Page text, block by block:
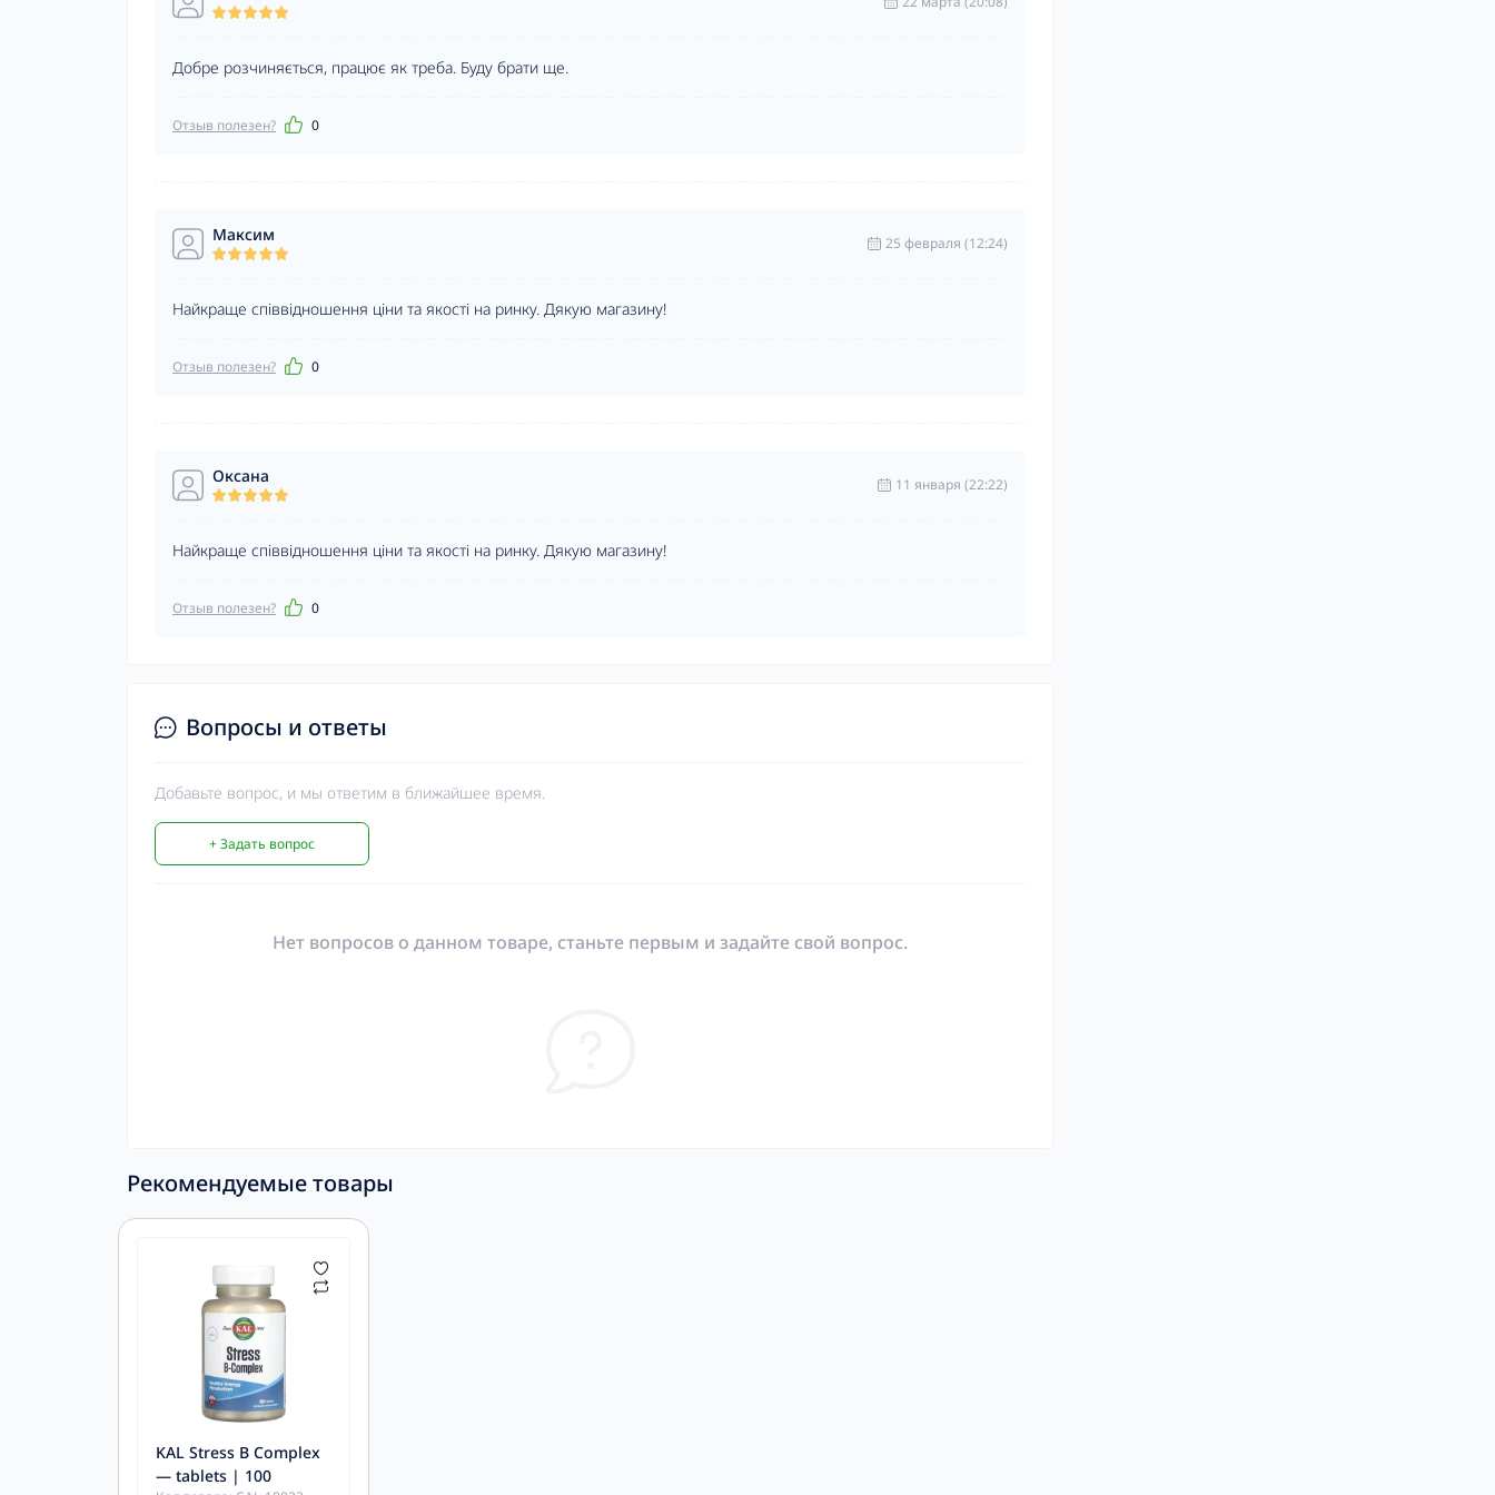
Добре розчиняється, працює як треба. Буду брати ще.
Отзыв полезен? 0
Максим 25 февраля (12:24)
Найкраще співвідношення ціни та якості на ринку. Дякую магазину!
Отзыв полезен? 0
Оксана 11 января (22:22)
Найкраще співвідношення ціни та якості на ринку. Дякую магазину!
Отзыв полезен? 0
Вопросы и ответы
Добавьте вопрос, и мы ответим в ближайшее время.
+ Задать вопрос
Нет вопросов о данном товаре, станьте первым и задайте свой вопрос.
Рекомендуемые товары
KAL Stress B Complex
— tablets | 100